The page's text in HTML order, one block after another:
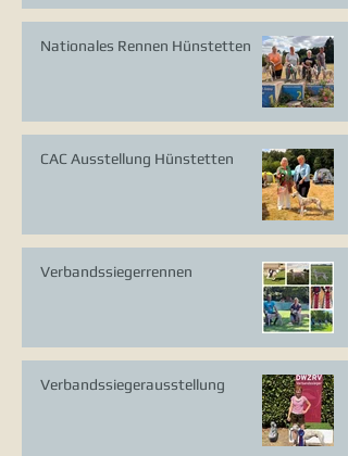
Nationales Rennen Hünstetten
CAC Ausstellung Hünstetten
Verbandssiegerrennen
Verbandssiegerausstellung